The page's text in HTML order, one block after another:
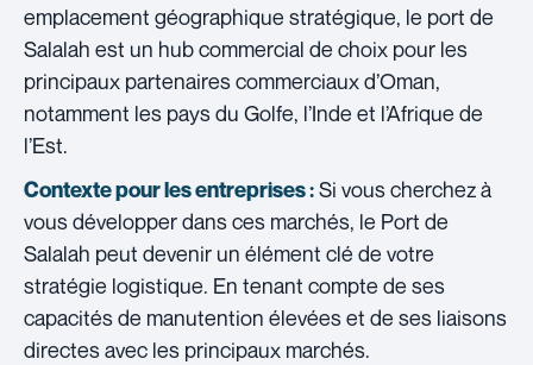
emplacement géographique stratégique, le port de
Salalah est un hub commercial de choix pour les
principaux partenaires commerciaux d’Oman,
notamment les pays du Golfe, l’Inde et l’Afrique de
l’Est.
Contexte pour les entreprises :Si vous cherchez à
vous développer dans ces marchés, le Port de
Salalah peut devenir un élément clé de votre
stratégie logistique. En tenant compte de ses
capacités de manutention élevées et de ses liaisons
directes avec les principaux marchés.